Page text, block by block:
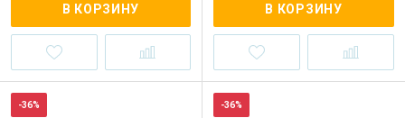
В КОРЗИНУ В КОРЗИНУ
-36% -36%